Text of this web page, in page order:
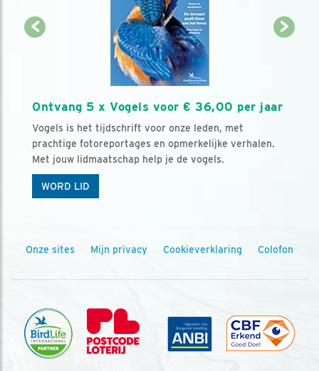
Ontvang 5 x Vogels voor € 36,00 per jaar
Vogels is het tijdschrift voor onze leden, met
prachtige fotoreportages en opmerkelijke verhalen.
Met jouw lidmaatschap help je de vogels.
WORD LID
Onze sites Mijn privacy Cookieverklaring Colofon